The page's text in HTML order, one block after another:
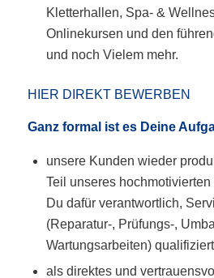
Kletterhallen, Spa- &
Onlinekursen und den
und noch Vielem mehr.
HIER DIREKT BEWERBEN
Ganz formal ist es Deine
unsere Kunden wieder
Teil unseres
Du dafür verantwortlich,
(Reparatur-, Prüfungs-,
Wartungsarbeiten)
als direktes und